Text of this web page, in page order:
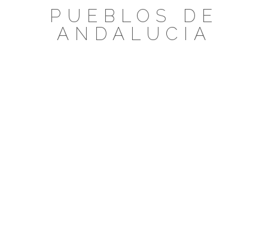
PUEBLOS DE
ANDALUCIA